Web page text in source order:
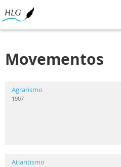
Movementos
Agrarismo
1907
Atlantismo